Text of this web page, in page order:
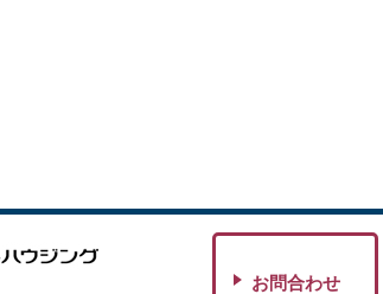
お問合わせ